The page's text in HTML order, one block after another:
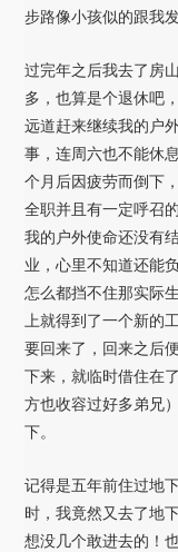
步路像小孩似的跟我发
过完年之后我去了房
多，也算是个退休吧
远道赶来继续我的户
事，连周六也不能休
个月后因疲劳而倒下
全职并且有一定呼召
我的户外使命还没有
业，心里不知道还能
怎么都挡不住那实际
上就得到了一个新的
要回来了，回来之后
下来，就临时借住在
方也收容过好多弟兄
下。
记得是五年前住过地
时，我竟然又去了地
想没几个敢进去的！